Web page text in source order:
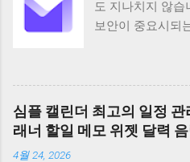
상의 국가와 지
Android 5 이상
앱은 100만 건
그 인기를 실감케
스캔 PDF 변환 텍
고 협업 기능 등
도 지나치지 않습
보안이 중요시되
로 자리 잡고 있
해킹이나 정보 유
습니다. 이러한
라이버시를 최우
것이 바로 Proton
심플 캘린더 최고의 일정
래너 할일 메모 위젯 달력 음
4월 24, 2026